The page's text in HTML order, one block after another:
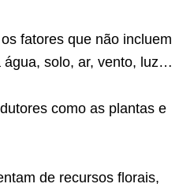
fatores que não incluem
água, solo, ar, vento, luz…
como as plantas e
de recursos florais,